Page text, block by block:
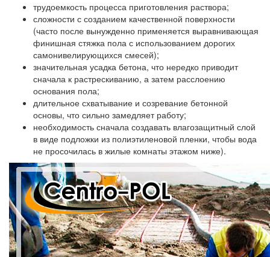
трудоемкость процесса приготовления раствора;
сложности с созданием качественной поверхности
(часто после вынужденно применяется выравнивающая
финишная стяжка пола с использованием дорогих
самонивелирующихся смесей);
значительная усадка бетона, что нередко приводит
сначала к растрескиванию, а затем расслоению
основания пола;
длительное схватывание и созревание бетонной
основы, что сильно замедляет работу;
необходимость сначала создавать влагозащитный слой
в виде подложки из полиэтиленовой пленки, чтобы вода
не просочилась в жилые комнаты этажом ниже).